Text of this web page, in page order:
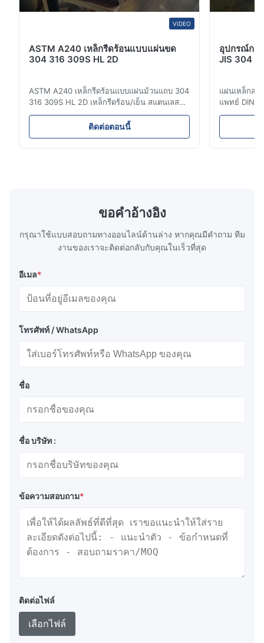
VIDEO
ASTM A240 เหล็กรีดร้อนแบบแผ่นขด
304 316 309S HL 2D
ASTM A240 เหล็กรีดร้อนแบบแผ่นม้วนแถบ 304
316 309S HL 2D เหล็กรีดร้อน/เย็น สแตนเลส
ม้วนแถบ 304 316 309S 310 310S 316L 321
ASTM A240 ข้อมูลจำเพาะผลิตภัณฑ์ ชื่อ
ผลิตภัณฑ์ สแตนเลส ม้วน / แถบ ข้อมูลจำเพาะ
ติดต่อตอนนี้
อุปกรณ์กา
JIS 304
แผ่นเหล็กสแ
แพทย์ DIN
รวมผลิตภัณ
หมายถึงกลุ่ม
ขอคําอ้างอิง
กรุณาใช้แบบสอบถามทางออนไลน์ด้านล่าง หากคุณมีคําถาม ทีม
งานของเราจะติดต่อกลับกับคุณในเร็วที่สุด
อีเมล*
โทรศัพท์ / WhatsApp
ชื่อ
ชื่อ บริษัท :
ข้อความสอบถาม*
ติดต่อไฟล์
เลือกไฟล์